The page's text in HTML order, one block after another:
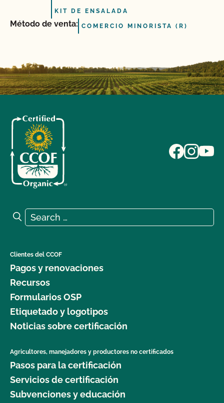
KIT DE ENSALADA
Método de venta: COMERCIO MINORISTA (R)
Search for:
Search
Clientes del CCOF
Pagos y renovaciones
Recursos
Formularios OSP
Etiquetado y logotipos
Noticias sobre certificación
Agricultores, manejadores y productores no certificados
Pasos para la certificación
Servicios de certificación
Subvenciones y educación